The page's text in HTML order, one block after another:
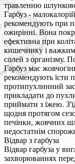
травленню
Гарбуз -
рекомендують при
ожирінні. Вона
ефективна при
кишечнику і
солей з організму.
Гарбуз має
рекомендують їсти
протипухлинний
прикладати до
приймати з їжею.
щодня протягом
печінки, жовчних
недостатнім
Відвар з гарбуза
Відвар гарбуза у
захворюваннях